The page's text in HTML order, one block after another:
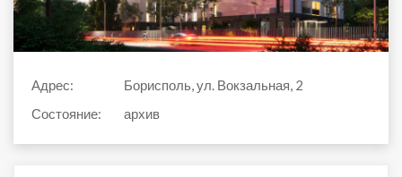
Адрес:
Борисполь, ул. Вокзальная, 2
Состояние:
архив